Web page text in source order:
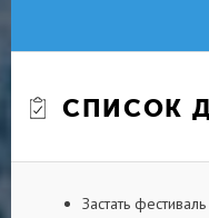
СПИСОК
Застать